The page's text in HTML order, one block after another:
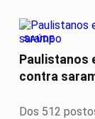
SAÚDE
Paulistanos
contra
Dos 512